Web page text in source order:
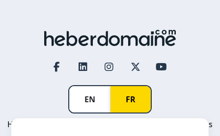
EN FR
Heberdomaine Afoulki International SARL © All rights